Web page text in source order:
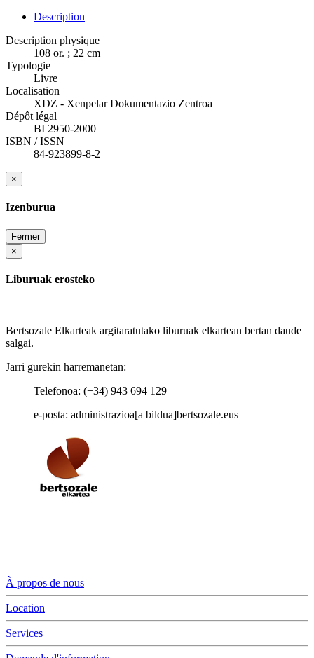
Description
Description physique
108 or. ; 22 cm
Typologie
Livre
Localisation
XDZ - Xenpelar Dokumentazio Zentroa
Dépôt légal
BI 2950-2000
ISBN / ISSN
84-923899-8-2
×
Izenburua
Fermer
×
Liburuak erosteko
Bertsozale Elkarteak argitaratutako liburuak elkartean bertan daude
salgai.
Jarri gurekin harremanetan:
Telefonoa: (+34) 943 694 129
e-posta: administrazioa[a bildua]bertsozale.eus
À propos de nous
Location
Services